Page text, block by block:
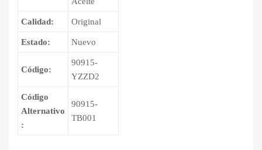
Calidad: Original
Estado: Nuevo
Código:
90915-
YZZD2
Código
Alternativo
:
90915-
TB001